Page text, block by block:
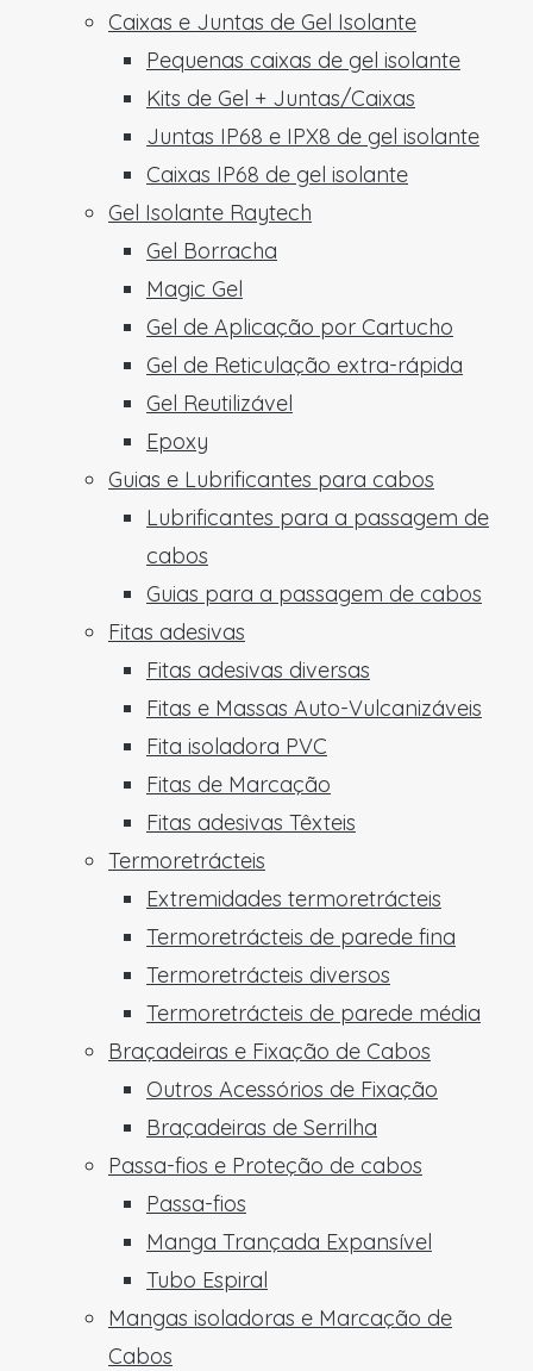
Caixas e Juntas de Gel Isolante
Pequenas caixas de gel isolante
Kits de Gel + Juntas/Caixas
Juntas IP68 e IPX8 de gel isolante
Caixas IP68 de gel isolante
Gel Isolante Raytech
Gel Borracha
Magic Gel
Gel de Aplicação por Cartucho
Gel de Reticulação extra-rápida
Gel Reutilizável
Epoxy
Guias e Lubrificantes para cabos
Lubrificantes para a passagem de
cabos
Guias para a passagem de cabos
Fitas adesivas
Fitas adesivas diversas
Fitas e Massas Auto-Vulcanizáveis
Fita isoladora PVC
Fitas de Marcação
Fitas adesivas Têxteis
Termoretrácteis
Extremidades termoretrácteis
Termoretrácteis de parede fina
Termoretrácteis diversos
Termoretrácteis de parede média
Braçadeiras e Fixação de Cabos
Outros Acessórios de Fixação
Braçadeiras de Serrilha
Passa-fios e Proteção de cabos
Passa-fios
Manga Trançada Expansível
Tubo Espiral
Mangas isoladoras e Marcação de
Cabos